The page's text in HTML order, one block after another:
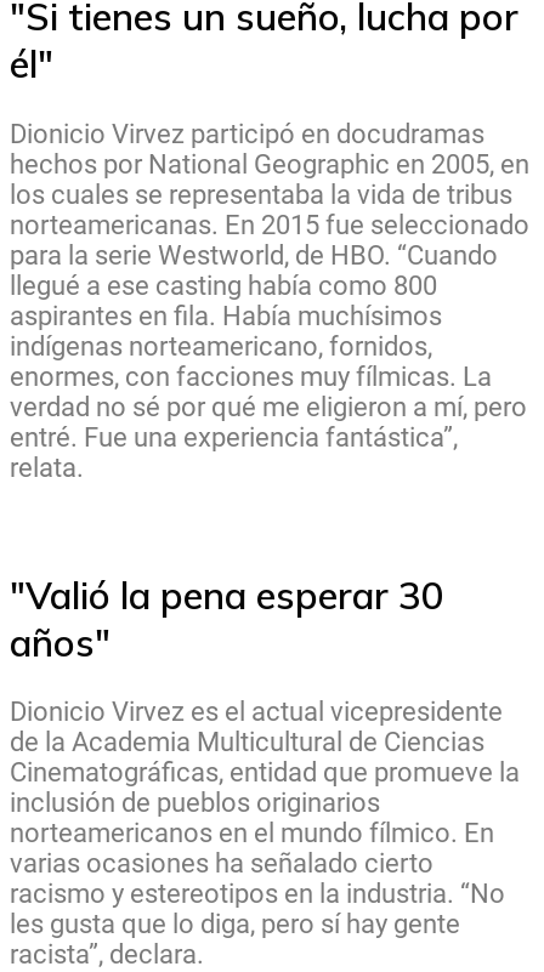
"Si tienes un sueño, lucha por
él"
Dionicio Virvez participó en docudramas
hechos por National Geographic en 2005, en
los cuales se representaba la vida de tribus
norteamericanas. En 2015 fue seleccionado
para la serie Westworld, de HBO. “Cuando
llegué a ese casting había como 800
aspirantes en fila. Había muchísimos
indígenas norteamericano, fornidos,
enormes, con facciones muy fílmicas. La
verdad no sé por qué me eligieron a mí, pero
entré. Fue una experiencia fantástica”,
relata.
"Valió la pena esperar 30
años"
Dionicio Virvez es el actual vicepresidente
de la Academia Multicultural de Ciencias
Cinematográficas, entidad que promueve la
inclusión de pueblos originarios
norteamericanos en el mundo fílmico. En
varias ocasiones ha señalado cierto
racismo y estereotipos en la industria. “No
les gusta que lo diga, pero sí hay gente
racista”, declara.